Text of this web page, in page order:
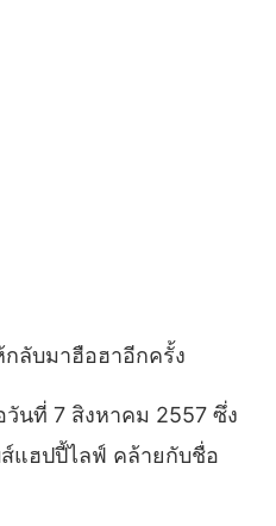
ลับมาฮือฮาอีกครั้ง
วันที่ 7 สิงหาคม 2557 ซึ่ง
ส์แฮปปี้ไลฟ์ คล้ายกับชื่อ